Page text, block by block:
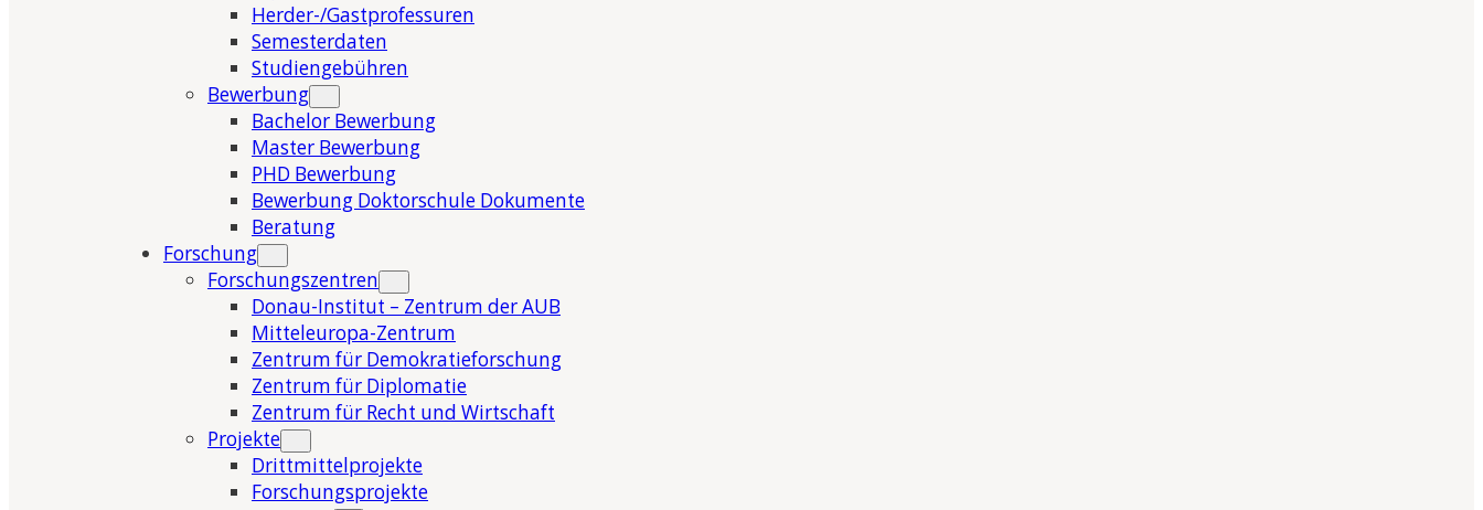
Herder-/Gastprofessuren
Semesterdaten
Studiengebühren
Bewerbung
Bachelor Bewerbung
Master Bewerbung
PHD Bewerbung
Bewerbung Doktorschule Dokumente
Beratung
Forschung
Forschungszentren
Donau-Institut – Zentrum der AUB
Mitteleuropa-Zentrum
Zentrum für Demokratieforschung
Zentrum für Diplomatie
Zentrum für Recht und Wirtschaft
Projekte
Drittmittelprojekte
Forschungsprojekte